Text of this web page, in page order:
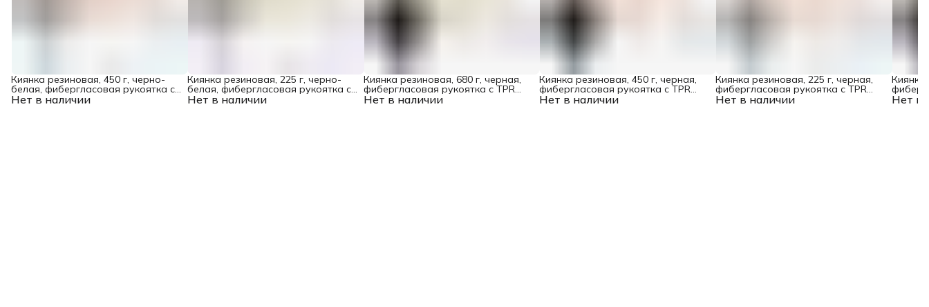
Нет в наличии
Киянка резиновая, 450 г, черно-
белая, фибергласовая рукоятка c
TPR покрытием Denzel Нет в наличии
Киянка резиновая, 225 г, черно-
белая, фибергласовая рукоятка c
TPR покрытием Denzel Нет в наличии
Киянка резиновая, 680 г, черная,
фибергласовая рукоятка c TPR
покрытием Denzel Нет в наличии
Киянка резиновая, 450 г, черная,
фибергласовая рукоятка c TPR
покрытием Denzel Нет в наличии
Киянка резиновая, 225 г, черная,
фибергласовая рукоятка c TPR
покрытием Denzel Нет в
Киянка